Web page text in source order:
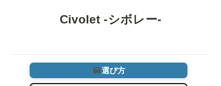
Civolet -シボレー-
選び方